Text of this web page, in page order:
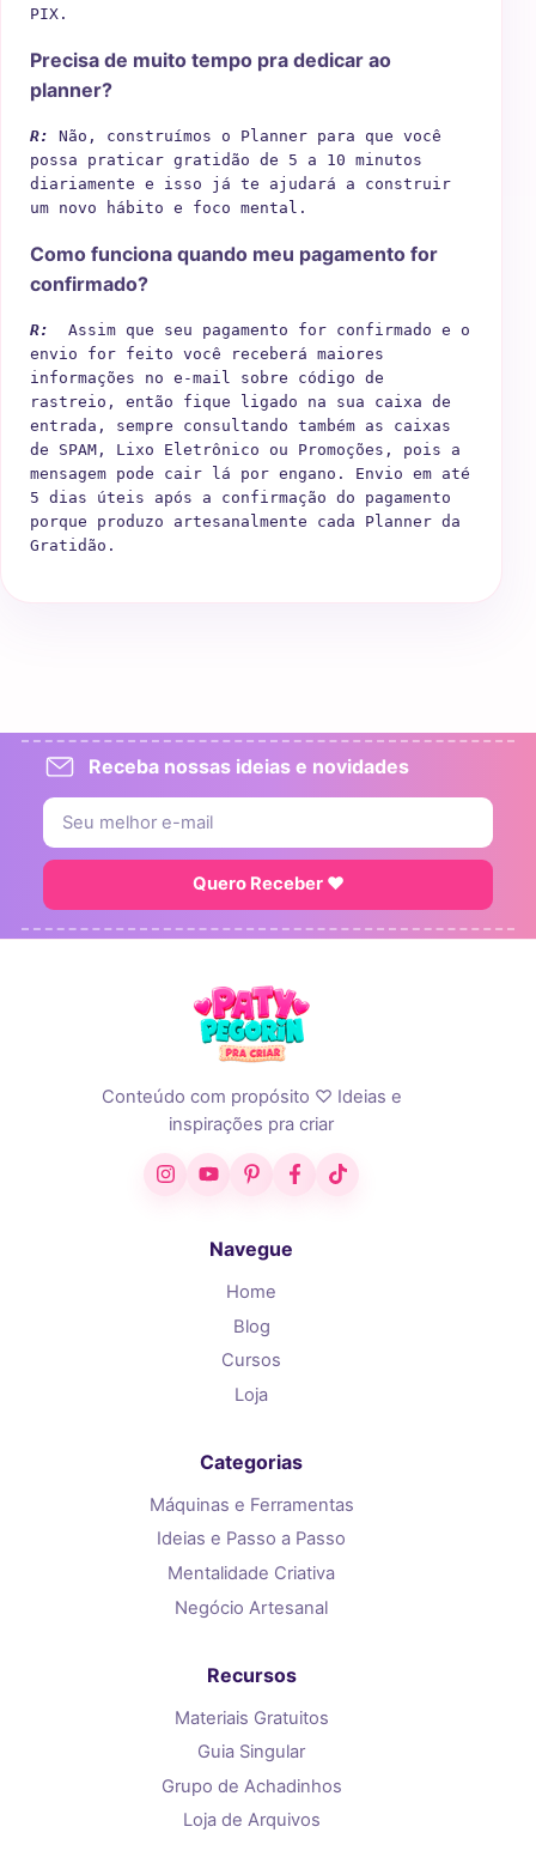
PIX.
Precisa de muito tempo pra dedicar ao
planner?
R: Não, construímos o Planner para que você
possa praticar gratidão de 5 a 10 minutos
diariamente e isso já te ajudará a construir
um novo hábito e foco mental.
Como funciona quando meu pagamento for
confirmado?
R: Assim que seu pagamento for confirmado e o
envio for feito você receberá maiores
informações no e-mail sobre código de
rastreio, então fique ligado na sua caixa de
entrada, sempre consultando também as caixas
de SPAM, Lixo Eletrônico ou Promoções, pois a
mensagem pode cair lá por engano. Envio em até
5 dias úteis após a confirmação do pagamento
porque produzo artesanalmente cada Planner da
Gratidão.
Receba nossas ideias e novidades
Quero Receber ♥
Conteúdo com propósito ♡ Ideias e
inspirações pra criar
InstagramYouTubePinterestFacebook
TikTok
Navegue
Home
Blog
Cursos
Loja
Categorias
Máquinas e Ferramentas
Ideias e Passo a Passo
Mentalidade Criativa
Negócio Artesanal
Recursos
Materiais Gratuitos
Guia Singular
Grupo de Achadinhos
Loja de Arquivos